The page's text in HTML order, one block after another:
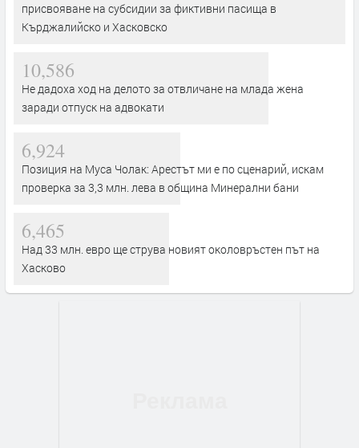
присвояване на субсидии за фиктивни пасища в
Кърджалийско и Хасковско
10,586
Не дадоха ход на делото за отвличане на млада жена
заради отпуск на адвокати
6,924
Позиция на Муса Чолак: Арестът ми е по сценарий, искам
проверка за 3,3 млн. лева в община Минерални бани
6,465
Над 33 млн. евро ще струва новият околовръстен път на
Хасково